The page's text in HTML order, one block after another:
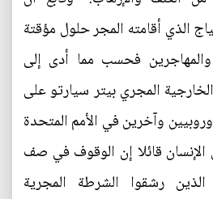
الذي أقامته المجر حلول مؤقتة
فحسب مما أدى إلى
المجري بيتر سيارتو على
وآخرين في الأمم المتحدة
قائلا إن الوقوف في صف
الذين رشقوا الشرطة المجرية